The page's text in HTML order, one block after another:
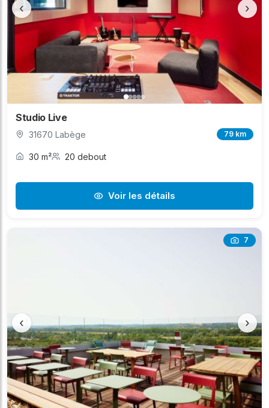
‹ ›
Studio Live
31670 Labège 79 km
30 m² 20 debout
Voir les détails
7
‹ ›